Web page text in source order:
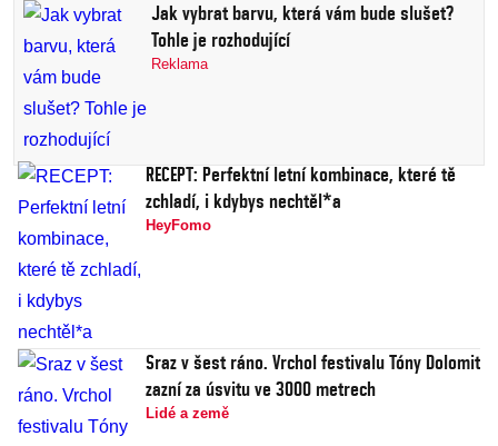
Jak vybrat barvu, která vám bude slušet?
Tohle je rozhodující
Reklama
RECEPT: Perfektní letní kombinace, které tě
zchladí, i kdybys nechtěl*a
HeyFomo
Sraz v šest ráno. Vrchol festivalu Tóny Dolomit
zazní za úsvitu ve 3000 metrech
Lidé a země